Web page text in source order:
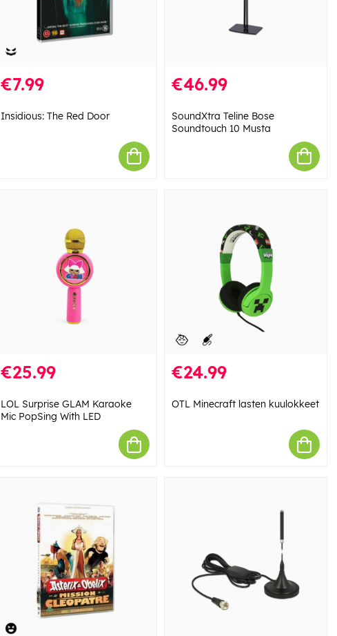
€7.99
Insidious: The Red Door
€46.99
SoundXtra Teline Bose
Soundtouch 10 Musta
€25.99
LOL Surprise GLAM Karaoke
Mic PopSing With LED
€24.99
OTL Minecraft lasten kuulokkeet